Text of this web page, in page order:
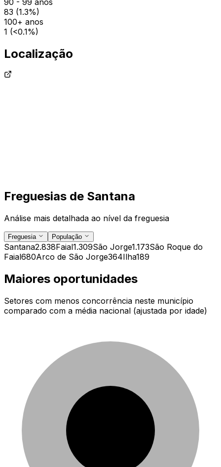
83 (1.3%)
100+ anos
1 (<0.1%)
Localização
Freguesias de Santana
Análise mais detalhada ao nível da freguesia
Freguesia População
Santana2.838Faial1.309São Jorge1.173São Roque do
Faial680Arco de São Jorge364Ilha189
Maiores oportunidades
Setores com menos concorrência neste município
comparado com a média nacional (ajustada por idade)